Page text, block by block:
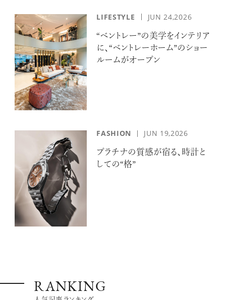
LIFESTYLE JUN 24,2026
“ベントレー”の美学をインテリア
に、“ベントレーホーム”のショー
ルームがオープン
FASHION JUN 19,2026
プラチナの質感が宿る、時計と
しての“格”
RANKING